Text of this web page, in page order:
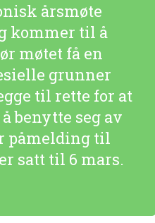
årsmøte
kommer til å
møtet få en
grunner
til rette for at
benytte seg av
påmelding til
satt til 6 mars.